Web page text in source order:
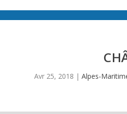
Avr 25, 2018 |Alpes-